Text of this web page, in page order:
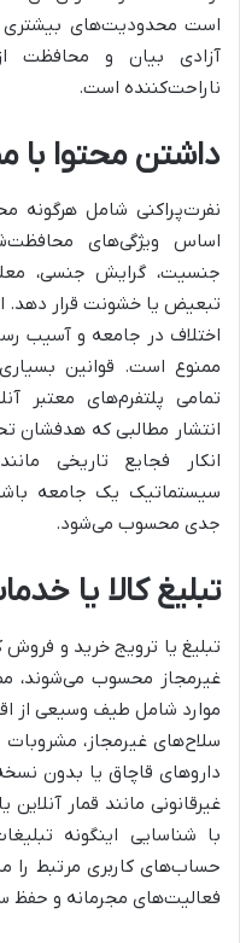
است محدودیت‌های بیشتری
آزادی بیان و محافظت از
ناراحت‌کننده است.
داشتن محتوا با
نفرت‌پراکنی شامل هرگونه
اساس ویژگی‌های
جنسیت، گرایش جنسی،
تبعیض یا خشونت قرار دهد.
اختلاف در جامعه و آسیب
ممنوع است. قوانین
تمامی پلتفرم‌های معتبر
انتشار مطالبی که
انکار فجایع تاریخی
سیستماتیک یک جامعه
جدی محسوب می‌شود.
تبلیغ کالا یا
تبلیغ یا ترویج خرید و فروش
غیرمجاز محسوب می‌شوند،
موارد شامل طیف وسیعی از
سلاح‌های غیرمجاز،
داروهای قاچاق یا بدون
غیرقانونی مانند قمار
با شناسایی اینگونه
حساب‌های کاربری مرتبط را
فعالیت‌های مجرمانه و